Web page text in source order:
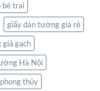
bé trai
giấy dán tường giá rẻ
gạch
Hà Nội
thủy